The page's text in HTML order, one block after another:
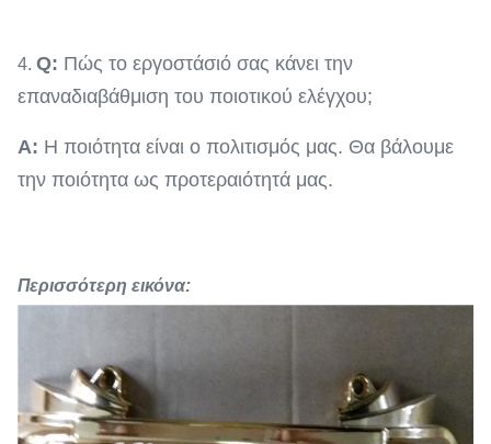
4. Q: Πώς το εργοστάσιό σας κάνει την
επαναδιαβάθμιση του ποιοτικού ελέγχου;
Α: Η ποιότητα είναι ο πολιτισμός μας. Θα βάλουμε
την ποιότητα ως προτεραιότητά μας.
Περισσότερη εικόνα: